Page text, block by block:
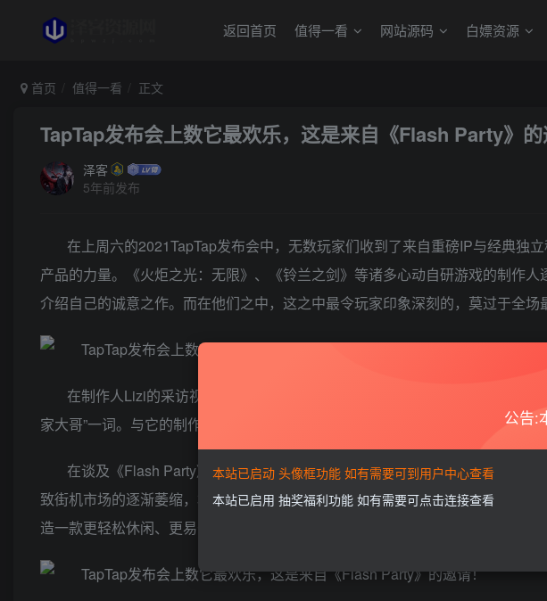
返回首页 值得一看 网站源码 白嫖资源
首页 值得一看 正文
TapTap发布会上数它最欢乐，这是来自《Flash Party》的
泽客
5年前发布
在上周六的2021TapTap发布会中，无数玩家们收到了来自重磅IP与经典独
产品的力量。《火炬之光：无限》、《铃兰之剑》等诸多心动自研游戏的制作
介绍自己的诚意之作。而在他们之中，这之中最令玩家印象深刻的，莫过于全
在制作人Lizi的采访视频中，他作为唯一一个开场专注于玩剑玉的制作人，
家大哥”一词。与它的制作人相同，《Flash Party》这款充斥着欢笑与击飞的平
在谈及《Flash Party》时，制作人Lizi坦言无论是因为上手门槛较高而无法
致街机市场的逐渐萎缩，格斗游戏的黄金时代似乎永远停留在了90年代。但作
造一款更轻松休闲、更易于上手、更稳定的运营服务的作品来让格斗游戏再次流
公告:
本站已启动 头像框功能 如有需要可到用户中心查看
本站已启用 抽奖福利功能 如有需要可点击连接查看